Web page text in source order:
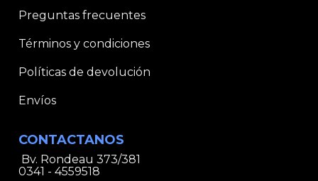
Preguntas frecuentes
Términos y condiciones
Políticas de devolución
Envíos
CONTACTANOS
Bv. Rondeau 373/381
0341 - 4559518